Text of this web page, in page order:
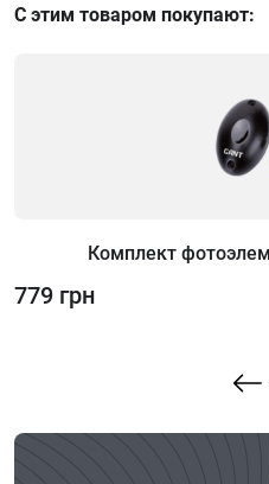
С этим товаром покупают:
Комплект
779 грн